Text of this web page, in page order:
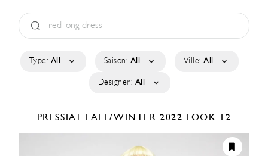
Type: All Saison: All Ville: All
Designer: All
PRESSIAT FALL/WINTER 2022 LOOK 12